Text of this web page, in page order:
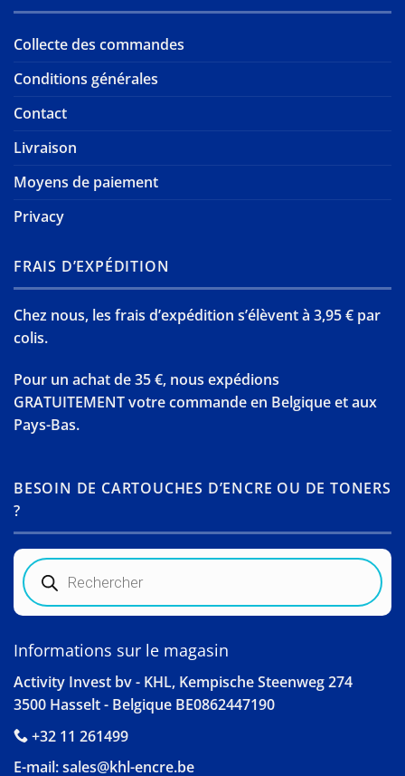
Collecte des commandes
Conditions générales
Contact
Livraison
Moyens de paiement
Privacy
FRAIS D’EXPÉDITION
Chez nous, les frais d’expédition s’élèvent à 3,95 € par
colis.
Pour un achat de 35 €, nous expédions
GRATUITEMENT votre commande en Belgique et aux
Pays-Bas.
BESOIN DE CARTOUCHES D’ENCRE OU DE TONERS
?
Recherche
de
produits
Informations sur le magasin
Activity Invest bv - KHL, Kempische Steenweg 274
3500 Hasselt - Belgique BE0862447190
+32 11 261499
E-mail:sales@khl-encre.be